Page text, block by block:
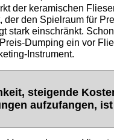
der keramischen
der den Spielraum für
stark einschränkt.
Dumping ein vor
Instrument.
steigende
aufzufangen,